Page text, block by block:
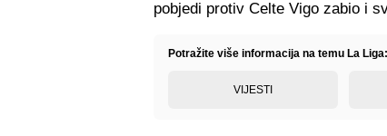
pobjedi protiv Celte Vigo zabio i
Potražite više informacija na temu La Liga:
VIJESTI